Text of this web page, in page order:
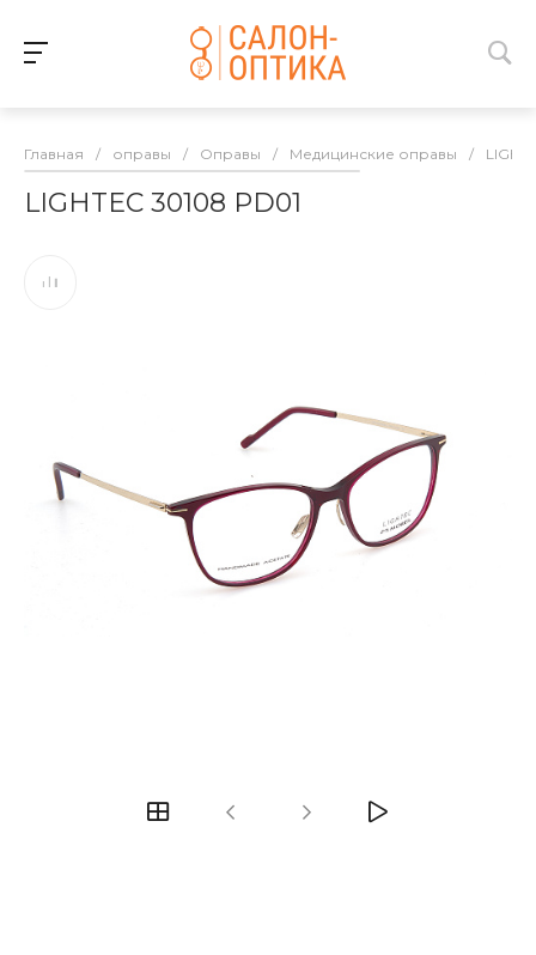
Главная / оправы / Оправы / Медицинские оправы /
LIGHTEC 30108 PD01